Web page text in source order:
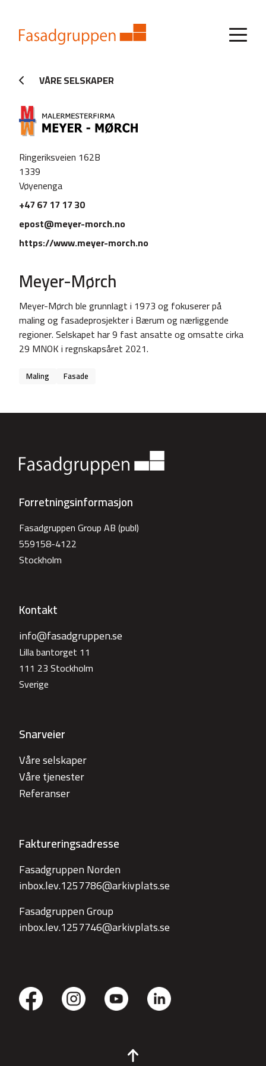
VÅRE SELSKAPER
Meyer-Mørch
Meyer-Mørch ble grunnlagt i 1973 og fokuserer på
maling og fasadeprosjekter i Bærum og nærliggende
regioner. Selskapet har 9 fast ansatte og omsatte cirka
29 MNOK i regnskapsåret 2021.
Maling Fasade
Ringeriksveien 162B
1339
Vøyenenga
+47 67 17 17 30
epost@meyer-morch.no
https://www.meyer-morch.no
Forretningsinformasjon
Fasadgruppen Group AB (publ)
559158-4122
Stockholm
Kontakt
info@fasadgruppen.se
Lilla bantorget 11
111 23 Stockholm
Sverige
Snarveier
Våre selskaper
Våre tjenester
Referanser
Faktureringsadresse
Fasadgruppen Norden
inbox.lev.1257786@arkivplats.se
Fasadgruppen Group
inbox.lev.1257746@arkivplats.se